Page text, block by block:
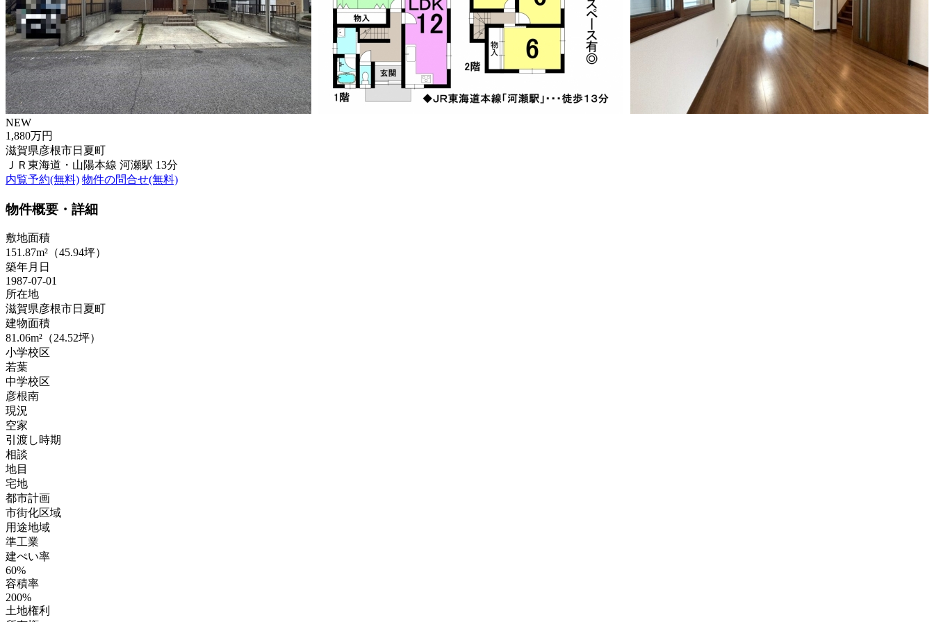
NEW
1,880万円
滋賀県彦根市日夏町
ＪＲ東海道・山陽本線 河瀬駅 13分
内覧予約(無料) 物件の問合せ(無料)
物件概要・詳細
敷地面積
151.87m²（45.94坪）
築年月日
1987-07-01
所在地
滋賀県彦根市日夏町
建物面積
81.06m²（24.52坪）
小学校区
若葉
中学校区
彦根南
現況
空家
引渡し時期
相談
地目
宅地
都市計画
市街化区域
用途地域
準工業
建ぺい率
60%
容積率
200%
土地権利